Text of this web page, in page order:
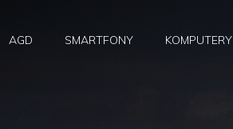
AGD SMARTFONY KOMPUTERY